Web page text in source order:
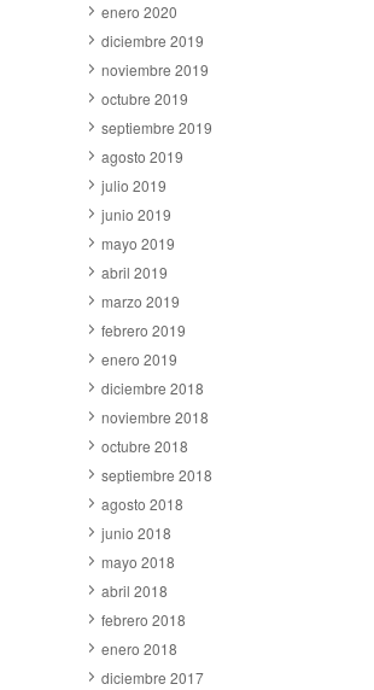
enero 2020
diciembre 2019
noviembre 2019
octubre 2019
septiembre 2019
agosto 2019
julio 2019
junio 2019
mayo 2019
abril 2019
marzo 2019
febrero 2019
enero 2019
diciembre 2018
noviembre 2018
octubre 2018
septiembre 2018
agosto 2018
junio 2018
mayo 2018
abril 2018
febrero 2018
enero 2018
diciembre 2017